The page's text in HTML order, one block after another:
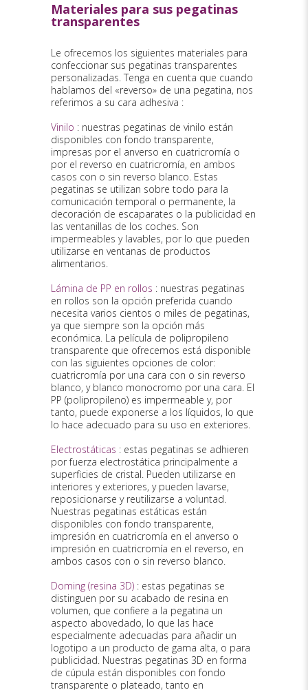
Materiales para sus pegatinas
transparentes
Le ofrecemos los siguientes materiales para
confeccionar sus pegatinas transparentes
personalizadas. Tenga en cuenta que cuando
hablamos del «reverso» de una pegatina, nos
referimos a su cara adhesiva :
Vinilo : nuestras pegatinas de vinilo están
disponibles con fondo transparente,
impresas por el anverso en cuatricromía o
por el reverso en cuatricromía, en ambos
casos con o sin reverso blanco. Estas
pegatinas se utilizan sobre todo para la
comunicación temporal o permanente, la
decoración de escaparates o la publicidad en
las ventanillas de los coches. Son
impermeables y lavables, por lo que pueden
utilizarse en ventanas de productos
alimentarios.
Lámina de PP en rollos : nuestras pegatinas
en rollos son la opción preferida cuando
necesita varios cientos o miles de pegatinas,
ya que siempre son la opción más
económica. La película de polipropileno
transparente que ofrecemos está disponible
con las siguientes opciones de color:
cuatricromía por una cara con o sin reverso
blanco, y blanco monocromo por una cara. El
PP (polipropileno) es impermeable y, por
tanto, puede exponerse a los líquidos, lo que
lo hace adecuado para su uso en exteriores.
Electrostáticas : estas pegatinas se adhieren
por fuerza electrostática principalmente a
superficies de cristal. Pueden utilizarse en
interiores y exteriores, y pueden lavarse,
reposicionarse y reutilizarse a voluntad.
Nuestras pegatinas estáticas están
disponibles con fondo transparente,
impresión en cuatricromía en el anverso o
impresión en cuatricromía en el reverso, en
ambos casos con o sin reverso blanco.
Doming (resina 3D) : estas pegatinas se
distinguen por su acabado de resina en
volumen, que confiere a la pegatina un
aspecto abovedado, lo que las hace
especialmente adecuadas para añadir un
logotipo a un producto de gama alta, o para
publicidad. Nuestras pegatinas 3D en forma
de cúpula están disponibles con fondo
transparente o plateado, tanto en